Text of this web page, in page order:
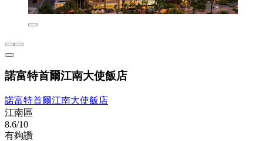
諾富特首爾江南大使飯店
諾富特首爾江南大使飯店
江南區
8.6/10
有夠讚